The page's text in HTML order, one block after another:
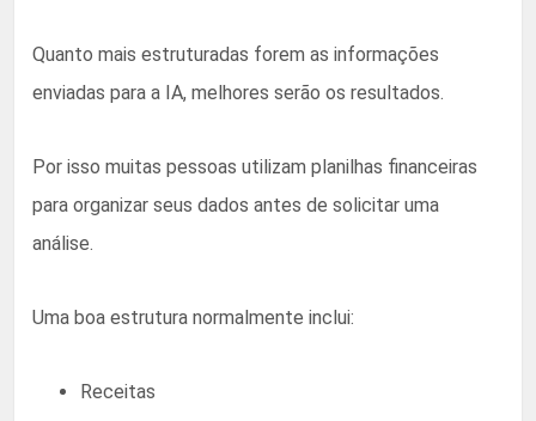
Quanto mais estruturadas forem as informações
enviadas para a IA, melhores serão os resultados.
Por isso muitas pessoas utilizam planilhas financeiras
para organizar seus dados antes de solicitar uma
análise.
Uma boa estrutura normalmente inclui:
Receitas